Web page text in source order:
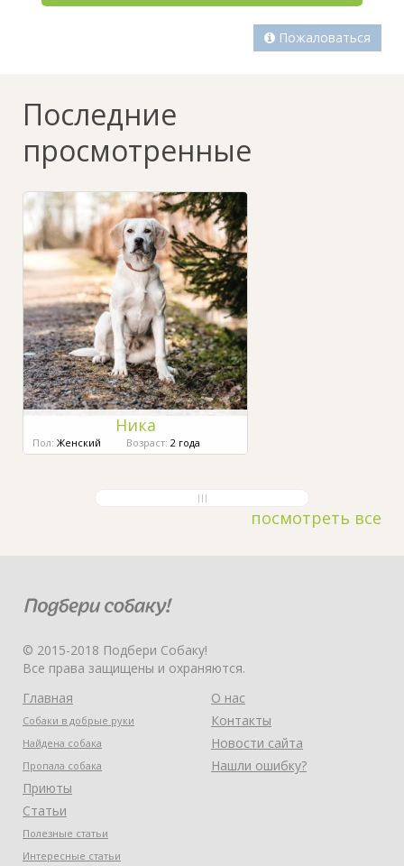
Пожаловаться
Последние
просмотренные
Ника
Пол: Женский Возраст: 2 года
посмотреть все
© 2015-2018 Подбери Собаку!
Все права защищены и охраняются.
Главная
Собаки в добрые руки
Найдена собака
Пропала собака
Приюты
Статьи
Полезные статьи
Интересные статьи
О нас
Контакты
Новости сайта
Нашли ошибку?